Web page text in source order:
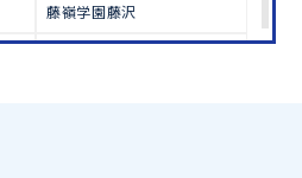
藤嶺学園藤沢